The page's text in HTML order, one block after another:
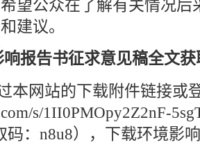
望公众在了解有关情况后
建议。
响报告书征求意见稿全文
本网站的下载附件链接或
s/1II0PMOpy2Z2nF-
码：n8u8），下载环境影